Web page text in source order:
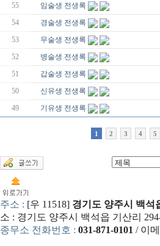
55
임술생 전생록
54
경술생 전생록
53
무술생 전생록
52
병술생 전생록
51
갑술생 전생록
50
신유생 전생록
49
기유생 전생록
1 2 3 4 5
주소 : [우 11518] 경기도 양주시 백석
소 : 경기도 양주시 백석읍 기산리
종무소 전화번호 : 031-871-0101 / 이